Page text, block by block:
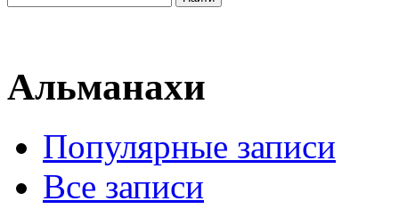
Альманахи
Популярные записи
Все записи